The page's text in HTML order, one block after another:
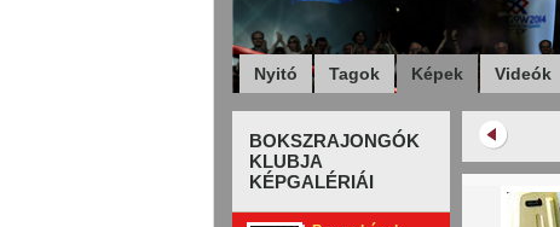
Nyitó Tagok Képek Videók
BOKSZRAJONGÓK
KLUBJA
KÉPGALÉRIÁI